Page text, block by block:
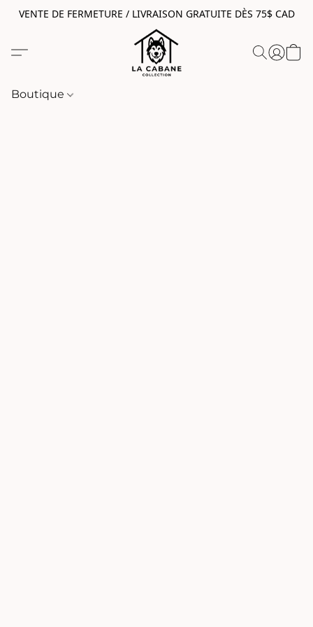
VENTE DE FERMETURE / LIVRAISON GRATUITE DÈS 75$ CAD
Boutique